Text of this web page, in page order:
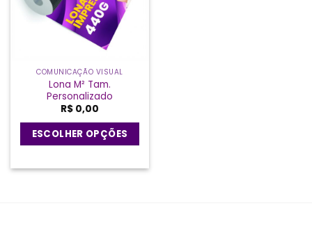
COMUNICAÇÃO VISUAL
Lona M² Tam.
Personalizado
R$ 0,00
ESCOLHER OPÇÕES